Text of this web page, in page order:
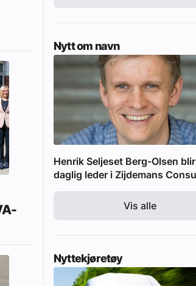
Nytt om navn
Henrik Seljeset Berg-Olsen blir
daglig leder i Zijdemans
Vis alle
Nyttekjøretøy